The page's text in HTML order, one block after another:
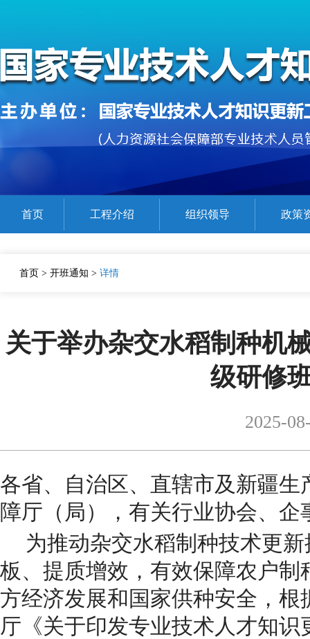
首页 工程介绍 组织领导 政策
首页 > 开班通知 > 详情
关于举办杂交水稻制种机
级研修
2025-
各省、自治区、直辖市及新疆
障厅（局），有关行业协会、企
为推动杂交水稻制种技术更
板、提质增效，有效保障农户
方经济发展和国家供种安全，
厅《关于印发专业技术人才知识